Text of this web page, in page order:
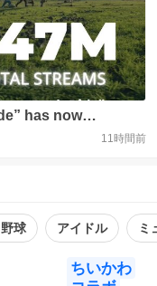
has now
(260807).
t.co/h5FbS2zanC
11時間前
球 アイドル ミ
ちいかわ